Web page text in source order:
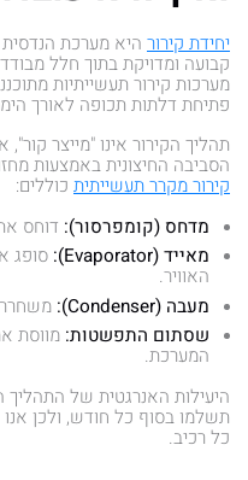
יחידת קירור היא מערכת
קבועה ומדויקת בתוך חלל
מערכות קירור תעשייתיות
פתיחת דלתות תכופה לאורך
תהליך הקירור אינו "מייצר
הסביבה החיצונית באמצעות
קירור מקרר תעשייתית כוללים:
מדחס (קומפרסור): דוחס
מאייד (Evaporator):
סופג
האוויר.
מעבה (Condenser):
שסתום התפשטות: מווסת
המערכת.
היעילות האנרגטית של
תשלמו בסוף כל חודש, ולכן
כל רכיב.